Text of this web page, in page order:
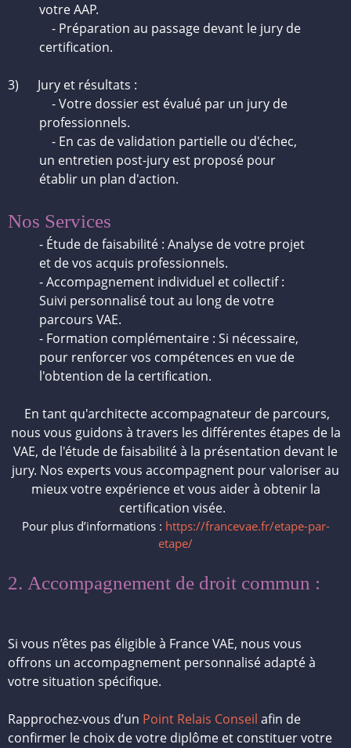
votre AAP.
- Préparation au passage devant le jury de
certification.
3) Jury et résultats :
- Votre dossier est évalué par un jury de
professionnels.
- En cas de validation partielle ou d'échec,
un entretien post-jury est proposé pour
établir un plan d'action.
Nos Services
- Étude de faisabilité : Analyse de votre projet
et de vos acquis professionnels.
- Accompagnement individuel et collectif :
Suivi personnalisé tout au long de votre
parcours VAE.
- Formation complémentaire : Si nécessaire,
pour renforcer vos compétences en vue de
l'obtention de la certification.
En tant qu'architecte accompagnateur de parcours,
nous vous guidons à travers les différentes étapes de la
VAE, de l'étude de faisabilité à la présentation devant le
jury. Nos experts vous accompagnent pour valoriser au
mieux votre expérience et vous aider à obtenir la
certification visée.
Pour plus d’informations : https://francevae.fr/etape-par-
etape/
2. Accompagnement de droit commun :
Si vous n’êtes pas éligible à France VAE, nous vous
offrons un accompagnement personnalisé adapté à
votre situation spécifique.
Rapprochez-vous d’un Point Relais Conseil afin de
confirmer le choix de votre diplôme et constituer votre